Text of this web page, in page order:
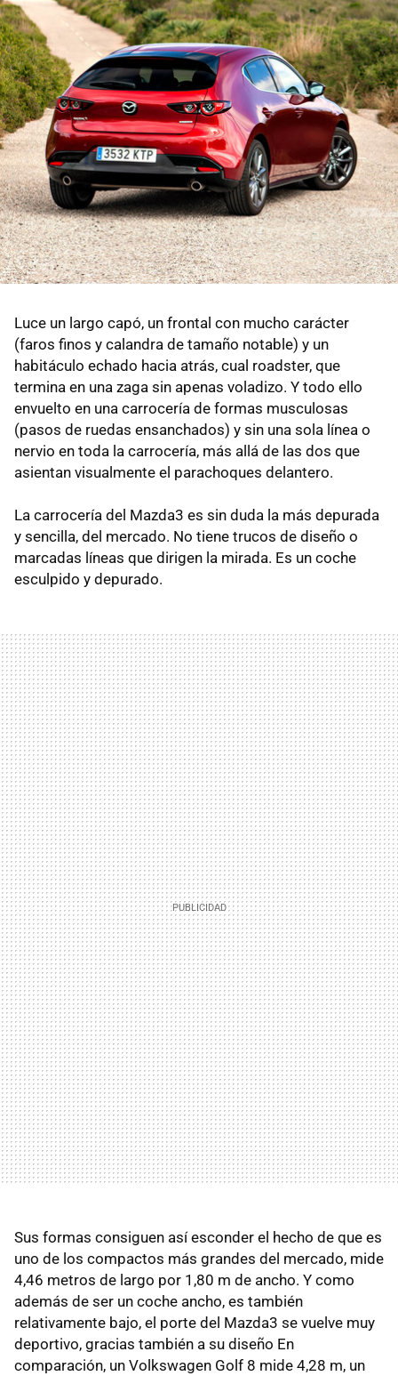
Luce un largo capó, un frontal con mucho carácter
(faros finos y calandra de tamaño notable) y un
habitáculo echado hacia atrás, cual roadster, que
termina en una zaga sin apenas voladizo. Y todo ello
envuelto en una carrocería de formas musculosas
(pasos de ruedas ensanchados) y sin una sola línea o
nervio en toda la carrocería, más allá de las dos que
asientan visualmente el parachoques delantero.
La carrocería del Mazda3 es sin duda la más depurada
y sencilla, del mercado. No tiene trucos de diseño o
marcadas líneas que dirigen la mirada. Es un coche
esculpido y depurado.
Sus formas consiguen así esconder el hecho de que es
uno de los compactos más grandes del mercado, mide
4,46 metros de largo por 1,80 m de ancho. Y como
además de ser un coche ancho, es también
relativamente bajo, el porte del Mazda3 se vuelve muy
deportivo, gracias también a su diseño En
comparación, un Volkswagen Golf 8 mide 4,28 m, un